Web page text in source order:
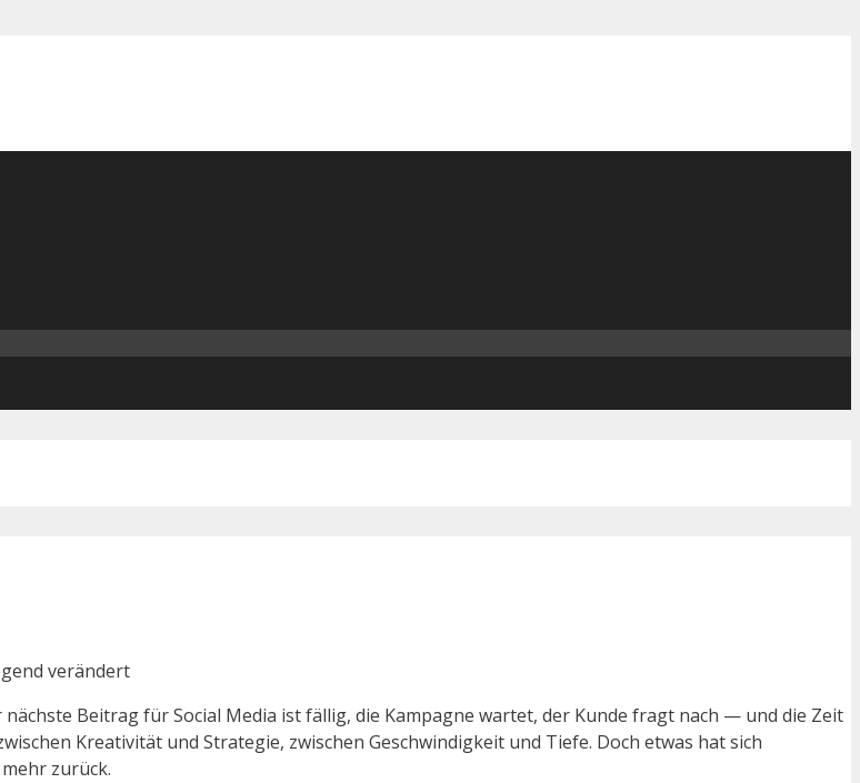
verändert
Beitrag für Social Media ist fällig, die Kampagne wartet, der Kunde fragt nach — und die Zeit
Kreativität und Strategie, zwischen Geschwindigkeit und Tiefe. Doch etwas hat sich
zurück.